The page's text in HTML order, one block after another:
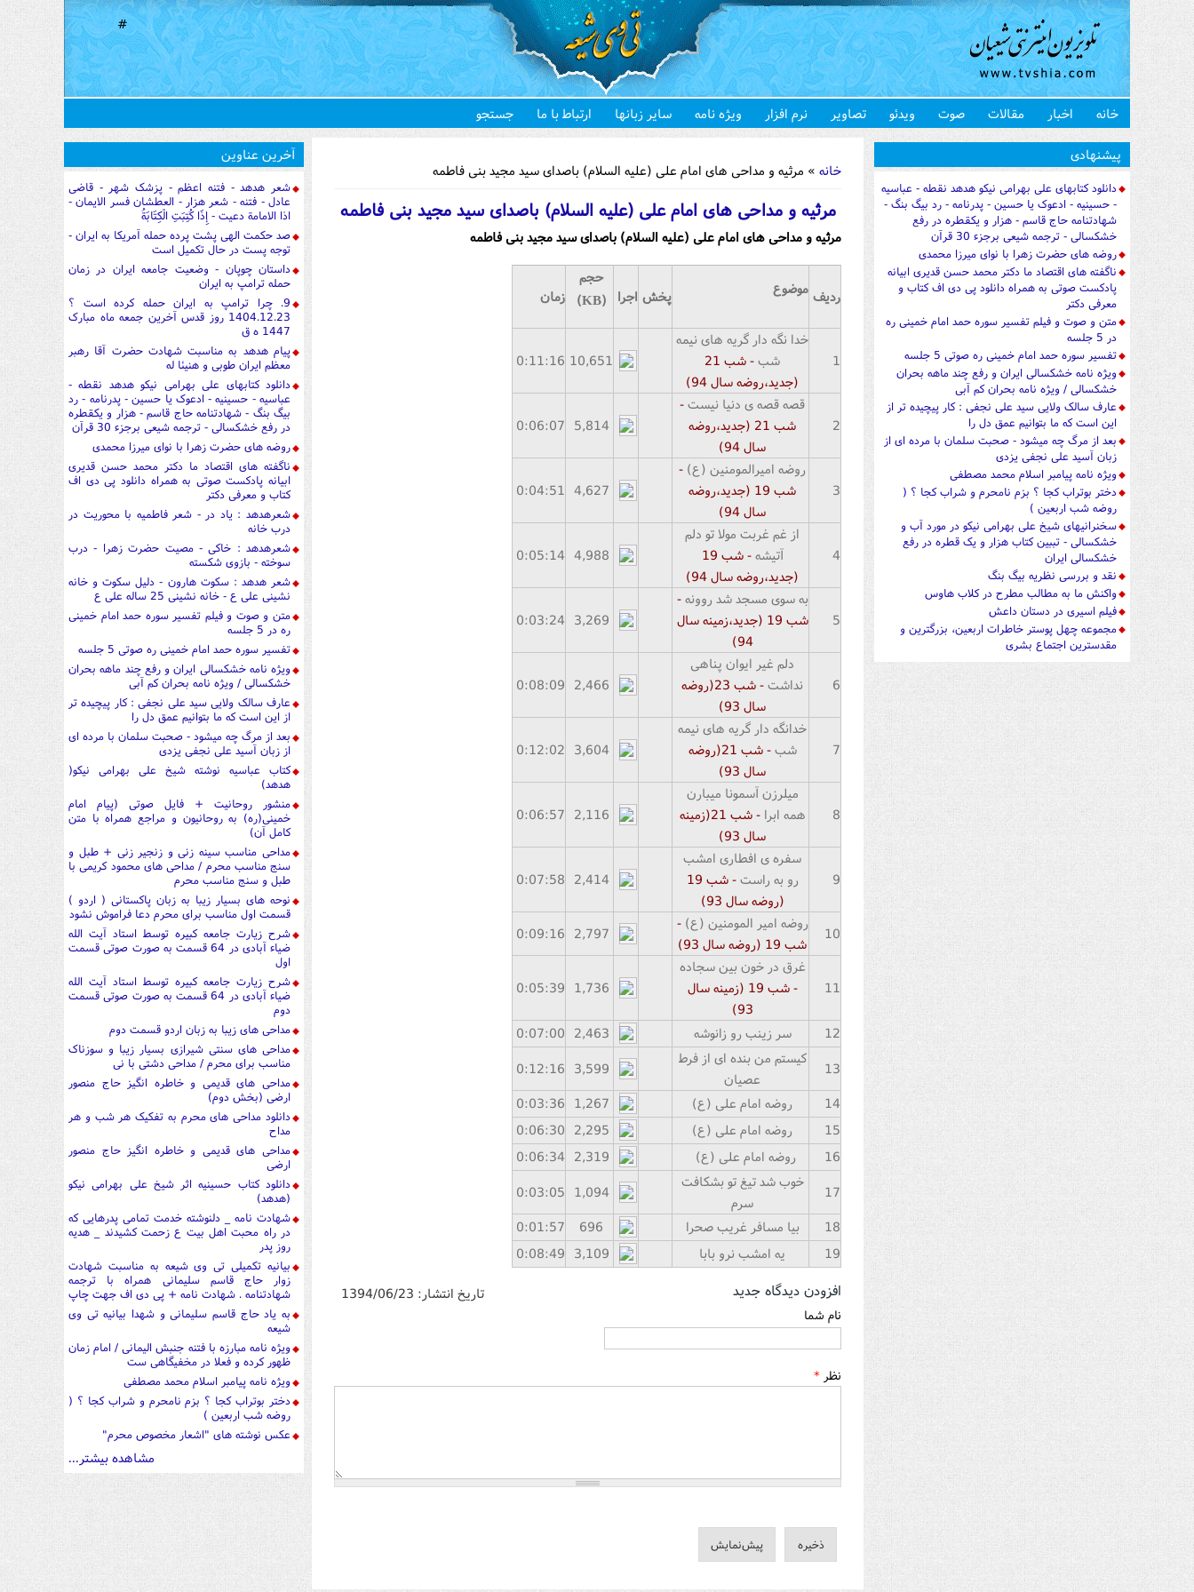
#
خانه اخبار مقالات صوت ویدئو تصاویر نرم افزار ویژه نامه سایر زبانها ارتباط با ما جستجو
خانه » مرثیه و مداحی های امام علی (علیه السلام) باصدای سید مجید بنی فاطمه
مرثیه و مداحی های امام علی (علیه السلام) باصدای سید مجید بنی فاطمه
مرثیه و مداحی های امام علی (علیه السلام) باصدای سید مجید بنی فاطمه
ردیف موضوع پخش اجرا
حجم
(KB)
زمان
1
خدا نگه دار گریه های نیمه
شب- شب 21
(جدید،روضه سال
94)
10,651
0:11:16
2
قصه قصه ی دنیا نیست-
شب 21 (جدید،روضه
سال
94)
5,814
0:06:07
3
روضه امیرالمومنین (ع) -
شب 19 (جدید،روضه
سال
94)
4,627
0:04:51
4
از غم غربت مولا تو دلم
آتیشه- شب 19
(جدید،روضه سال
94)
4,988
0:05:14
5
به سوی مسجد شد روونه-
شب 19 (جدید،زمینه سال
94)
3,269
0:03:24
6
دلم غیر ایوان پناهی
نداشت
- شب 23(روضه
سال 93
)
2,466
0:08:09
7
خدانگه دار گریه های نیمه
شب
- شب 21(روضه
سال 93
)
3,604
0:12:02
8
میلرزن آسمونا میبارن
همه ابرا
- شب 21(زمینه
سال 93
)
2,116
0:06:57
9
سفره ی افطاری امشب
رو به راست- شب 19
(روضه سال 93
)
2,414
0:07:58
10
روضه امیر المومنین (ع)-
شب 19 (روضه سال 9 3
)
2,797
0:09:16
11
غرق در خون بین سجاده
- شب 19 (زمینه سال
93
)
1,736
0:05:39
12 سر زینب رو زانوشه 2,463
0:07:00
13
کیستم من بنده ای از فرط
عصیان
3,599
0:12:16
14
روضه امام علی (ع) 1,267
0:03:36
15
روضه امام علی (ع) 2,295
0:06:30
16
روضه امام علی (ع) 2,319
0:06:34
17
خوب شد تیغ تو بشکافت
سرم
1,094
0:03:05
18
بیا مسافر غریب صحرا 696
0:01:57
19
یه امشب نرو بابا 3,109
0:08:49
تاریخ انتشار: 1394/06/23 افزودن دیدگاه جدید
نام شما
نظر *
آخرین عناوین
شعر هدهد - فتنه اعظم - پزشک شهر - قاضی
عادل - فتنه - شعر هزار - العطشان فسر الایمان -
اذا الامامة دعیت - إِذَا كُتِبَتِ الْكِتَابَةُ
صد حکمت الهی پشت پرده حمله آمریکا به ایران -
توجه پست در حال تکمیل است
داستان چوپان - وضعیت جامعه ایران در زمان
حمله ترامپ به ایران
9. چرا ترامپ به ایران حمله کرده است ؟
1404.12.23 روز قدس آخرین جمعه ماه مبارک
1447 ه ق
پیام هدهد به مناسبت شهادت حضرت آقا رهبر
معظم ایران طوبی و هنیئا له
دانلود کتابهای علی بهرامی نیکو هدهد نقطه -
عباسیه - حسینیه - ادعوک یا حسین - پدرنامه - رد
بیگ بنگ - شهادتنامه حاج قاسم - هزار و یکقطره
در رفع خشکسالی - ترجمه شیعی برجزء 30 قرآن
روضه های حضرت زهرا با نوای میرزا محمدی
ناگفته های اقتصاد ما دکتر محمد حسن قدیری
ابیانه پادکست صوتی به همراه دانلود پی دی اف
کتاب و معرفی دکتر
شعرهدهد : یاد در - شعر فاطمیه با محوریت در
درب خانه
شعرهدهد : خاکی - مصیت حضرت زهرا - درب
سوخته - بازوی شکسته
شعر هدهد : سکوت هارون - دلیل سکوت و خانه
نشینی علی ع - خانه نشینی 25 ساله علی ع
متن و صوت و فیلم تفسیر سوره حمد امام خمینی
ره در 5 جلسه
تفسیر سوره حمد امام خمینی ره صوتی 5 جلسه
ویژه نامه خشکسالی ایران و رفع چند ماهه بحران
خشکسالی / ویژه نامه بحران کم آبی
عارف سالک ولایی سید علی نجفی : کار پیچیده تر
از این است که ما بتوانیم عمق دل را
بعد از مرگ چه میشود - صحبت سلمان با مرده ای
از زبان آسید علی نجفی یزدی
کتاب عباسیه نوشته شیخ علی بهرامی نیکو(
هدهد)
منشور روحانیت + فایل صوتی (پیام امام
خمینی(ره) به روحانیون و مراجع همراه با متن
کامل آن)
مداحی مناسب سینه زنی و زنجیر زنی + طبل و
سنج مناسب محرم / مداحی های محمود کریمی با
طبل و سنج مناسب محرم
نوحه های بسیار زیبا به زبان پاکستانی ( اردو )
قسمت اول مناسب برای محرم دعا فراموش نشود
شرح زیارت جامعه کبیره توسط استاد آیت الله
ضیاء آبادی در 64 قسمت به صورت صوتی قسمت
اول
شرح زیارت جامعه کبیره توسط استاد آیت الله
ضیاء آبادی در 64 قسمت به صورت صوتی قسمت
دوم
مداحی های زیبا به زبان اردو قسمت دوم
مداحی های سنتی شیرازی بسیار زیبا و سوزناک
مناسب برای محرم / مداحی دشتی با نی
مداحی های قدیمی و خاطره انگیز حاج منصور
ارضی (بخش دوم)
دانلود مداحی های محرم به تفکیک هر شب و هر
مداح
مداحی های قدیمی و خاطره انگیز حاج منصور
ارضی
دانلود کتاب حسینیه اثر شیخ علی بهرامی نیکو
(هدهد)
شهادت نامه _ دلنوشته خدمت تمامی پدرهایی که
در راه محبت اهل بیت ع زحمت کشیدند _ هدیه
روز پدر
بیانیه تکمیلی تی وی شیعه به مناسبت شهادت
زوار حاج قاسم سلیمانی همراه با ترجمه
شهادتنامه . شهادت نامه + پی دی اف جهت چاپ
به یاد حاج قاسم سلیمانی و شهدا بیانیه تی وی
شیعه
ویژه نامه مبارزه با فتنه جنبش الیمانی / امام زمان
ظهور کرده و فعلا در مخفیگاهی ست
ویژه نامه پیامبر اسلام محمد مصطفی
دختر بوتراب کجا ؟ بزم نامحرم و شراب کجا ؟ (
روضه شب اربعین )
عکس نوشته های "اشعار مخصوص محرم"
مشاهده بیشتر...
پیشنهادی
دانلود کتابهای علی بهرامی نیکو هدهد نقطه - عباسیه
- حسینیه - ادعوک یا حسین - پدرنامه - رد بیگ بنگ -
شهادتنامه حاج قاسم - هزار و یکقطره در رفع
خشکسالی - ترجمه شیعی برجزء 30 قرآن
روضه های حضرت زهرا با نوای میرزا محمدی
ناگفته های اقتصاد ما دکتر محمد حسن قدیری ابیانه
پادکست صوتی به همراه دانلود پی دی اف کتاب و
معرفی دکتر
متن و صوت و فیلم تفسیر سوره حمد امام خمینی ره
در 5 جلسه
تفسیر سوره حمد امام خمینی ره صوتی 5 جلسه
ویژه نامه خشکسالی ایران و رفع چند ماهه بحران
خشکسالی / ویژه نامه بحران کم آبی
عارف سالک ولایی سید علی نجفی : کار پیچیده تر از
این است که ما بتوانیم عمق دل را
بعد از مرگ چه میشود - صحبت سلمان با مرده ای از
زبان آسید علی نجفی یزدی
ویژه نامه پیامبر اسلام محمد مصطفی
دختر بوتراب کجا ؟ بزم نامحرم و شراب کجا ؟ (
روضه شب اربعین )
سخنرانیهای شیخ علی بهرامی نیکو در مورد آب و
خشکسالی - تببین کتاب هزار و یک قطره در رفع
خشکسالی ایران
نقد و بررسی نظریه بیگ بنگ
واکنش ما به مطالب مطرح در کلاب هاوس
فیلم اسیری در دستان داعش
مجموعه چهل پوستر خاطرات اربعین، بزرگترین و
مقدسترین اجتماع بشری